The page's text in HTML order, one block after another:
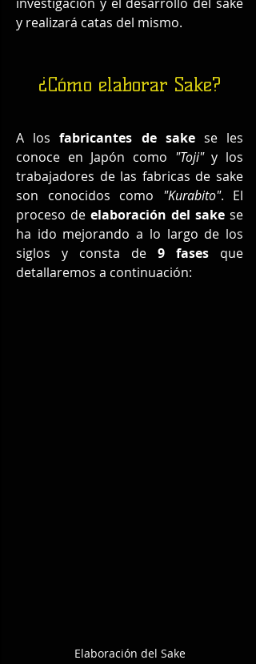
y realizará catas del mismo.
¿Cómo elaborar Sake?
A los fabricantes de sake se les
conoce en Japón como "Toji" y los
trabajadores de las fabricas de sake
son conocidos como "Kurabito". El
proceso de elaboración del sake se
ha ido mejorando a lo largo de los
siglos y consta de 9 fases que
detallaremos a continuación:
Elaboración del Sake